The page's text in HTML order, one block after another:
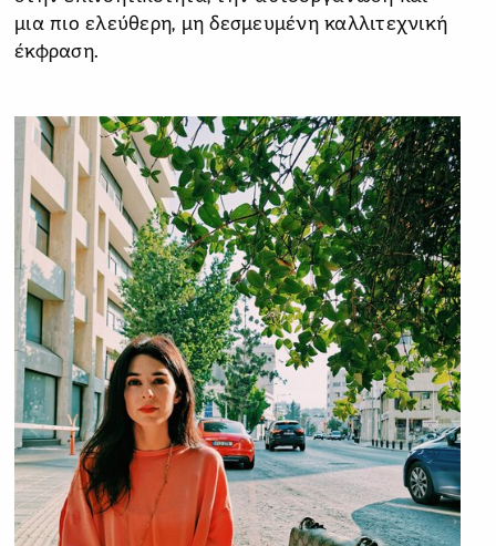
μια πιο ελεύθερη, μη δεσμευμένη καλλιτεχνική
έκφραση.